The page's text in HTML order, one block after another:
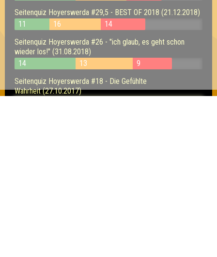
Seitenquiz Hoyerswerda #29,5 - BEST OF 2018 (21.12.2018)
11
16
14
Seitenquiz Hoyerswerda #26 - "ich glaub, es geht schon
wieder los!" (31.08.2018)
14
13
9
Seitenquiz Hoyerswerda #18 - Die Gefühlte
Wahrheit (27.10.2017)